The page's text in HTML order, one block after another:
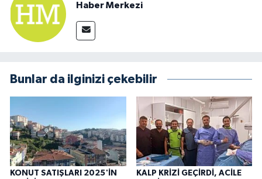
Haber Merkezi
Bunlar da ilginizi çekebilir
KONUT SATIŞLARI 2025'İN
KALP KRİZİ GEÇİRDİ, ACİLE